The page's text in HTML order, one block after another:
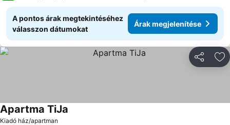
A pontos árak megtekintéséhez
válasszon dátumokat
Árak megjelenítése
Kiadó ház/apartman
Apartma TiJa